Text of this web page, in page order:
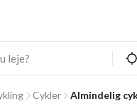
Cykler Almindelig